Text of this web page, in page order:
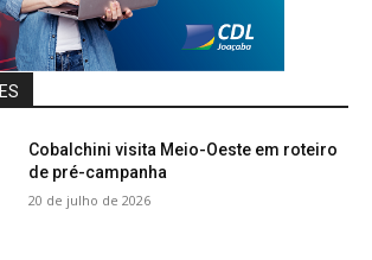
Cobalchini visita Meio-Oeste em roteiro
de pré-campanha
20 de julho de 2026